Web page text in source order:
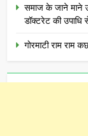
समाज के जाने माने
डॉक्टरेट की उपाधि
गोरमाटी राम राम